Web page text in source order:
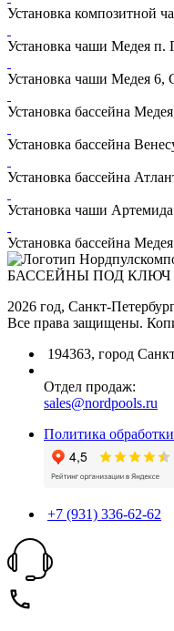
Установка композитной
Установка чаши Медея п.
Установка чаши Медея 6,
Установка бассейна
Установка бассейна
Установка бассейна
Установка чаши
Установка бассейна
БАССЕЙНЫ ПОД КЛЮЧ
2026 год, Санкт-
Все права защищены.
194363, город
Отдел продаж:
sales@nordpools.ru
Политика
+7 (931) 336-62-62